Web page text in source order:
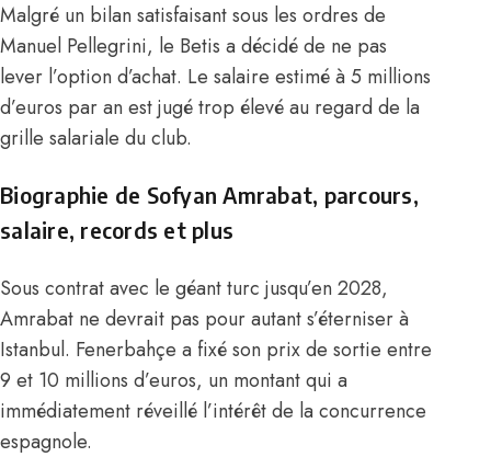
Malgré un bilan satisfaisant sous les ordres de
Manuel Pellegrini, le Betis a décidé de ne pas
lever l’option d’achat. Le salaire estimé à 5 millions
d’euros par an est jugé trop élevé au regard de la
grille salariale du club.
Biographie de Sofyan Amrabat, parcours,
salaire, records et plus
Sous contrat avec le géant turc jusqu’en 2028,
Amrabat ne devrait pas pour autant s’éterniser à
Istanbul. Fenerbahçe a fixé son prix de sortie entre
9 et 10 millions d’euros, un montant qui a
immédiatement réveillé l’intérêt de la concurrence
espagnole.